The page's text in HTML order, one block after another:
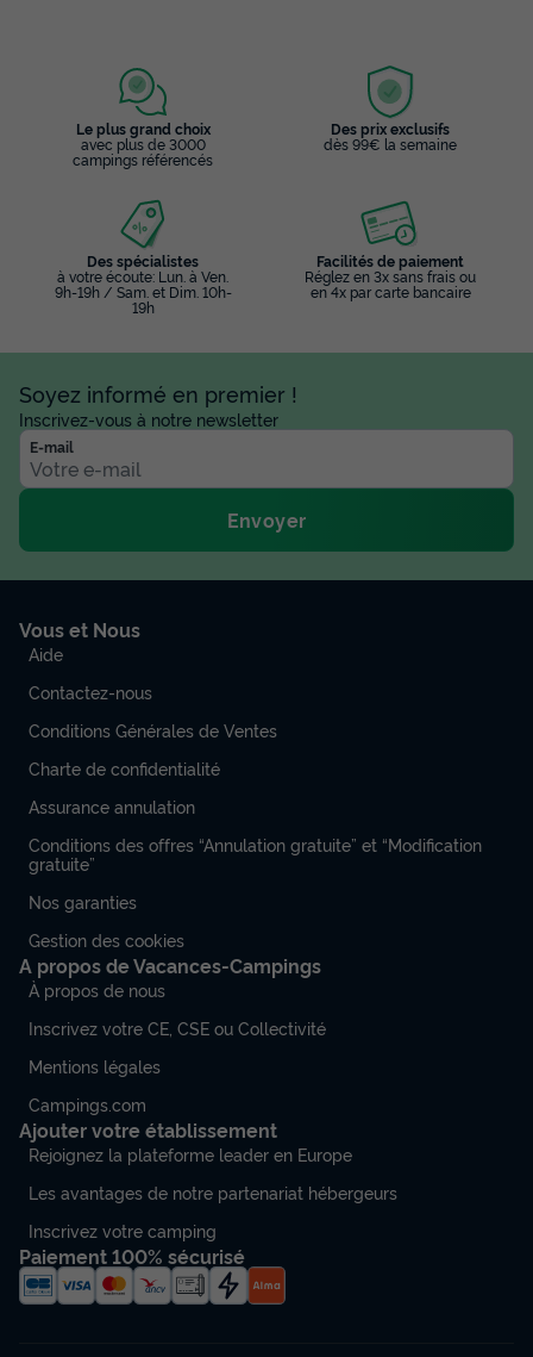
Le plus grand choix
avec plus de 3000
campings référencés
Des prix exclusifs
dès 99€ la semaine
Des spécialistes
à votre écoute: Lun. à Ven.
9h-19h / Sam. et Dim. 10h-
19h
Facilités de paiement
Réglez en 3x sans frais ou
en 4x par carte bancaire
Soyez informé en premier !
Inscrivez-vous à notre newsletter
E-mail
Envoyer
Vous et Nous
Aide
Contactez-nous
Conditions Générales de Ventes
Charte de confidentialité
Assurance annulation
Conditions des offres “Annulation gratuite” et “Modification
gratuite”
Nos garanties
Gestion des cookies
A propos de Vacances-Campings
À propos de nous
Inscrivez votre CE, CSE ou Collectivité
Mentions légales
Campings.com
Ajouter votre établissement
Rejoignez la plateforme leader en Europe
Les avantages de notre partenariat hébergeurs
Inscrivez votre camping
Paiement 100% sécurisé